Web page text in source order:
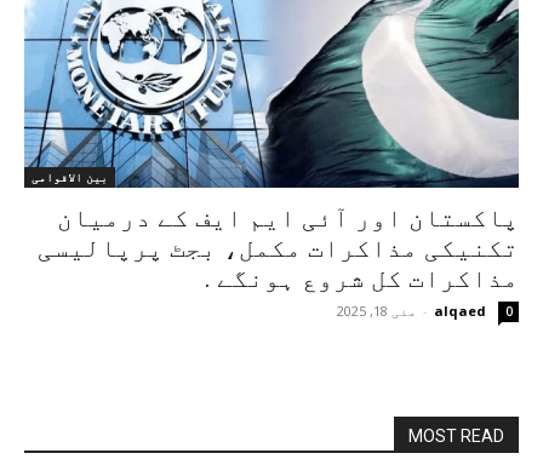
بین الاقوامی
پاکستان اور آئی ایم ایف کے درمیان
تکنیکی مذاکرات مکمل، بجٹ پرپالیسی
مذاکرات کل شروع ہونگے .
alqaed
- مئی 18, 2025 0
MOST READ